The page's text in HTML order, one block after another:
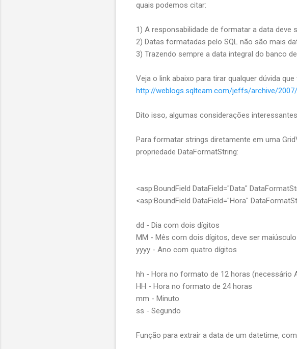
quais podemos citar:
1) A responsabilidade de formatar a data deve
2) Datas formatadas pelo SQL não são mais
3) Trazendo sempre a data integral do banco
Veja o link abaixo para tirar qualquer dúvida
http://weblogs.sqlteam.com/jeffs/archive/
Dito isso, algumas considerações
Para formatar strings diretamente em uma
propriedade DataFormatString:
<asp:BoundField DataField="Data"
<asp:BoundField DataField="Hora"
dd - Dia com dois dígitos
MM - Mês com dois dígitos, deve ser maiúsculo
yyyy - Ano com quatro dígitos
hh - Hora no formato de 12 horas (necessário
HH - Hora no formato de 24 horas
mm - Minuto
ss - Segundo
Função para extrair a data de um datetime,